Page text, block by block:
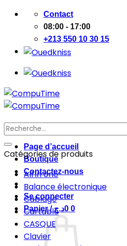
Passer
contenu
Contact
08:00 - 17:00
+213 550 10 30 15
Page d’accueil
Boutique
Contactez-nous
Se connecter
Panier /
0د.ج 0
Recherche
pour :
Catégories de produits
All in one
Balance électronique
Cablage
Cartable
CASQUE
Clavier